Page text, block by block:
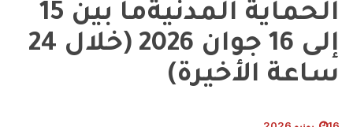
الحماية المدنيةما بين 15
إلى 16 جوان 2026 (خلال 24
ساعة الأخيرة)